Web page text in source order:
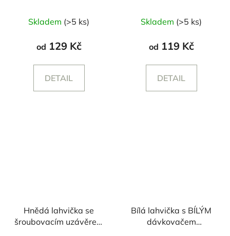
hodnocení
produktu
5,0
z
Skladem (>5 ks)
od 129 Kč
DETAIL
Skladem (>5 ks)
od 119 Kč
DETAIL
Hnědá lahvička se
šroubovacím uzávěrem
Bílá lahvička s BÍLÝM
dávkovačem